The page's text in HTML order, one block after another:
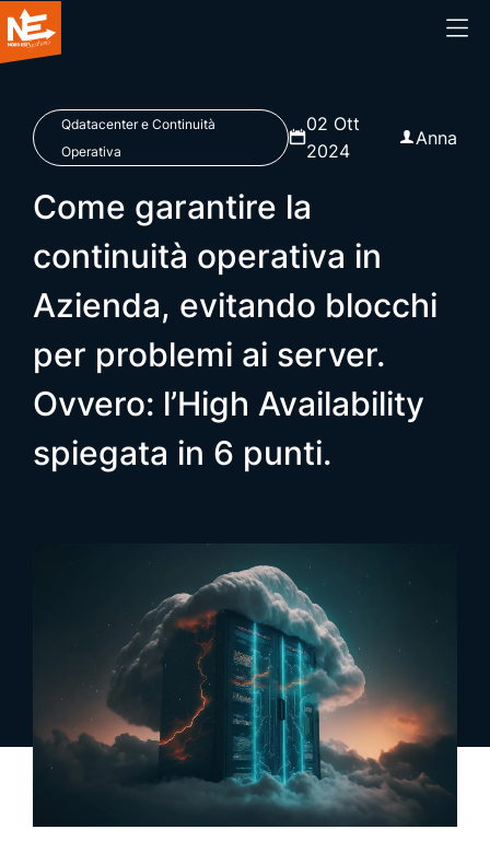
Home
Cosa facciamo
Prodotti
Blog
richiedi una demo
richiedi info
Qdatacenter e Continuità
Operativa
02 Ott
2024
Anna
Come garantire la
continuità operativa in
Azienda, evitando blocchi
per problemi ai server.
Ovvero: l’High Availability
spiegata in 6 punti.